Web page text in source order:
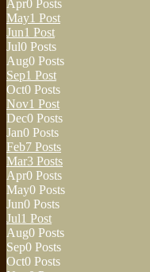
Apr0 Posts
May1 Post
Jun1 Post
Jul0 Posts
Aug0 Posts
Sep1 Post
Oct0 Posts
Nov1 Post
Dec0 Posts
Jan0 Posts
Feb7 Posts
Mar3 Posts
Apr0 Posts
May0 Posts
Jun0 Posts
Jul1 Post
Aug0 Posts
Sep0 Posts
Oct0 Posts